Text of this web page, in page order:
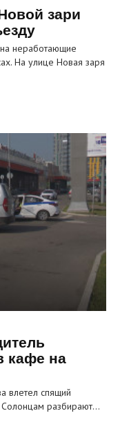
зари
неработающие
На улице Новая заря
кафе на
влетел спящий
Солонцам разбирают…